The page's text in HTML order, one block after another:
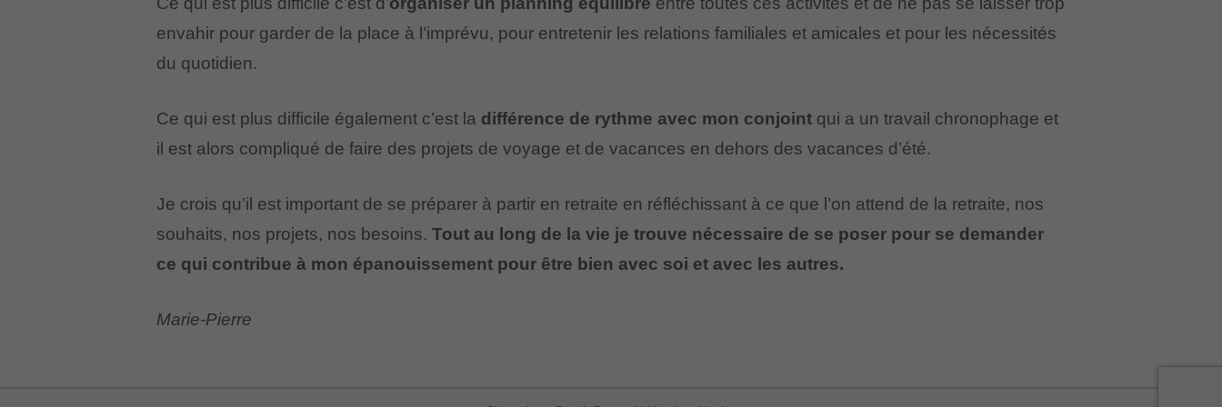
envahir pour garder de la place à l’imprévu, pour entretenir les relations familiales et amicales et pour les nécessités
du quotidien.
Ce qui est plus difficile également c’est la différence de rythme avec mon conjoint qui a un travail chronophage et
il est alors compliqué de faire des projets de voyage et de vacances en dehors des vacances d’été.
Je crois qu’il est important de se préparer à partir en retraite en réfléchissant à ce que l’on attend de la retraite, nos
souhaits, nos projets, nos besoins. Tout au long de la vie je trouve nécessaire de se poser pour se demander
ce qui contribue à mon épanouissement pour être bien avec soi et avec les autres.
Marie-Pierre